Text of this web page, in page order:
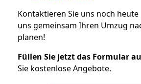
Kontaktieren Sie uns noch heute
uns gemeinsam Ihren Umzug
planen!
Füllen Sie jetzt das Formular
Sie kostenlose Angebote.